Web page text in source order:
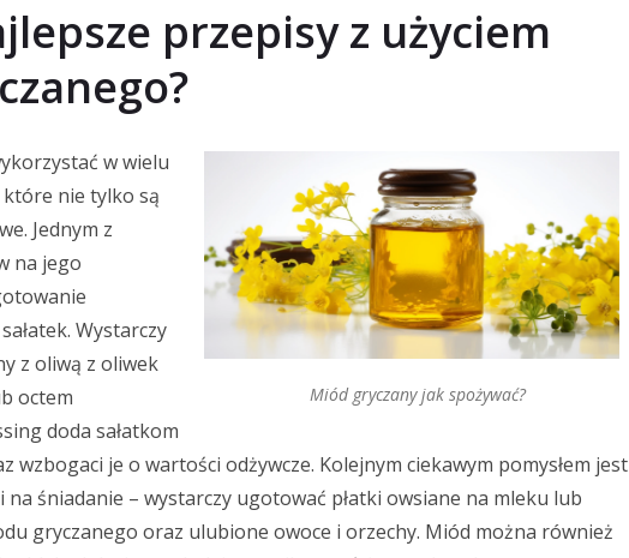
przepisy z użyciem
Miód gryczany jak spożywać?
w wielu
nie tylko są
Jednym z
na jego
Wystarczy
z oliwą z oliwek
octem
doda sałatkom
wzbogaci je o wartości odżywcze. Kolejnym ciekawym pomysłem jest
śniadanie – wystarczy ugotować płatki owsiane na mleku lub
gryczanego oraz ulubione owoce i orzechy. Miód można również